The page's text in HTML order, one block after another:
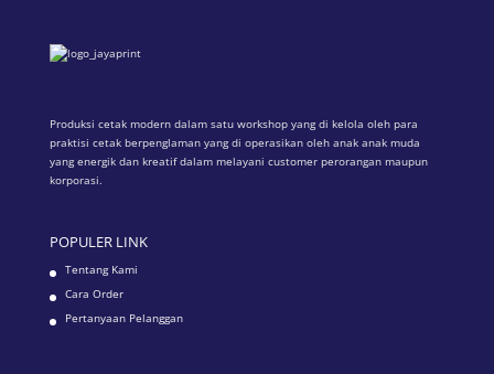
Produksi cetak modern dalam satu workshop yang di kelola oleh para
praktisi cetak berpenglaman yang di operasikan oleh anak anak muda
yang energik dan kreatif dalam melayani customer perorangan maupun
korporasi.
POPULER LINK
Tentang Kami
Cara Order
Pertanyaan Pelanggan